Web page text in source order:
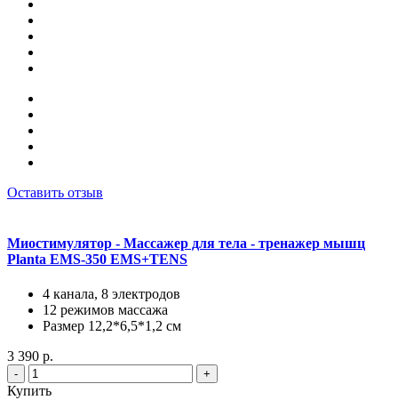
Оставить отзыв
Миостимулятор - Массажер для тела - тренажер мышц
Planta EMS-350 EMS+TENS
4 канала, 8 электродов
12 режимов массажа
Размер 12,2*6,5*1,2 см
3 390 р.
- +
Купить